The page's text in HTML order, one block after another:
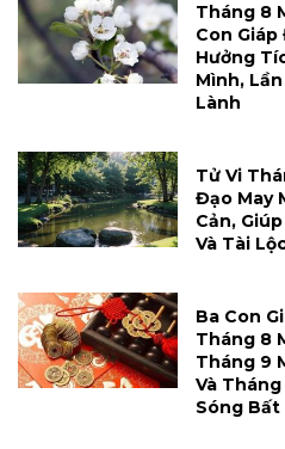
Tháng 8
Con
Hưởng
Mình,
Lành
Tử Vi
Đạo May
Cản,
Và Tài
Ba Con
Tháng 8
Tháng 9
Và
Sóng Bất